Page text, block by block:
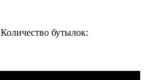
Количество бутылок: